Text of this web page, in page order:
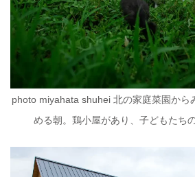
photo miyahata shuhei 北の家庭菜園から
める朝。鶏小屋があり、子どもたち